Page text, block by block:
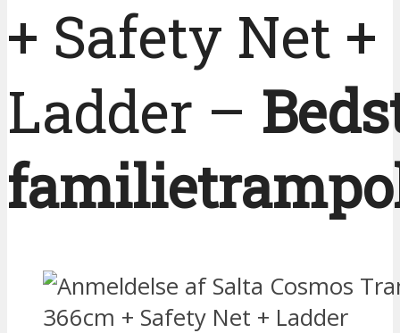
+ Safety Net +
Ladder –